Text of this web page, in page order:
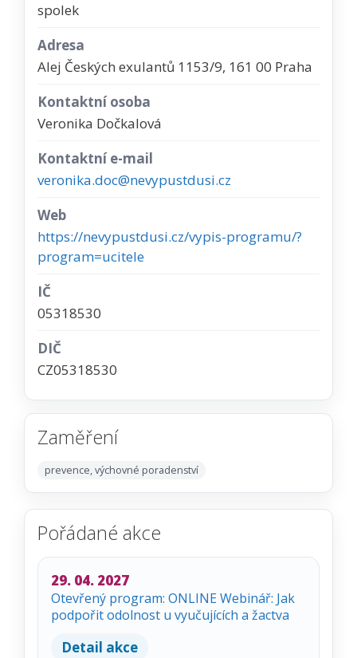
spolek
Adresa
Alej Českých exulantů 1153/9, 161 00 Praha
Kontaktní osoba
Veronika Dočkalová
Kontaktní e-mail
veronika.doc@nevypustdusi.cz
Web
https://nevypustdusi.cz/vypis-programu/?
program=ucitele
IČ
05318530
DIČ
CZ05318530
Zaměření
prevence, výchovné poradenství
Pořádané akce
29. 04. 2027
Otevřený program: ONLINE Webinář: Jak
podpořit odolnost u vyučujících a žactva
Detail akce